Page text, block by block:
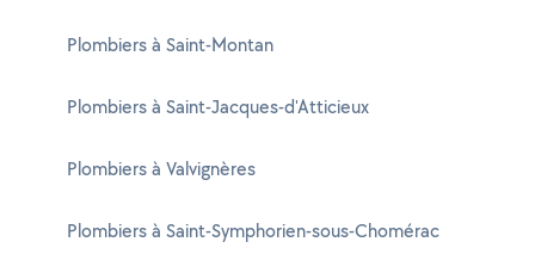
Plombiers à Saint-Montan
Plombiers à Saint-Jacques-d'Atticieux
Plombiers à Valvignères
Plombiers à Saint-Symphorien-sous-Chomérac